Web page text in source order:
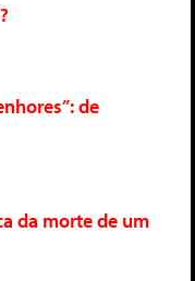
de
da morte de um